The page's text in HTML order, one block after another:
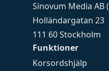
Funktioner
Korsordshjälp
Sinovum Media AB
Holländargatan 23
111 60 Stockholm